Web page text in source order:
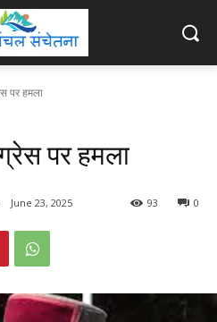
पर हमला
पर हमला
June 23, 2025 0
93